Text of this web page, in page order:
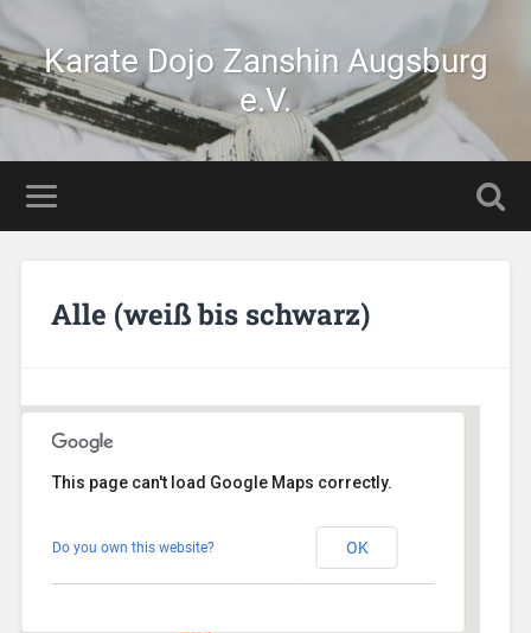
Karate Dojo Zanshin Augsburg
e.V.
Alle (weiß bis schwarz)
Veranstaltungen
This page can't load Google Maps correctly.
Do you own this website? OK